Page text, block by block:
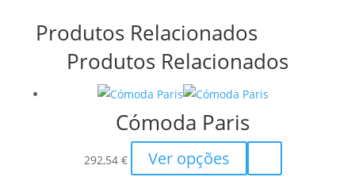
Produtos Relacionados
Produtos Relacionados
Cómoda Paris
292,54 € Ver opções
product